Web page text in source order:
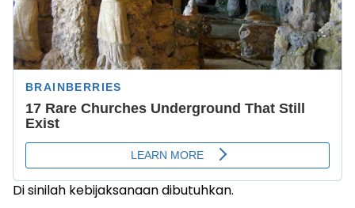
Di sinilah kebijaksanaan dibutuhkan.